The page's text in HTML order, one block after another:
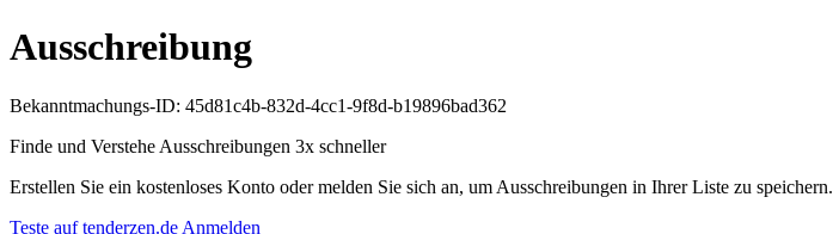
Ausschreibung
Bekanntmachungs-ID: 45d81c4b-832d-4cc1-9f8d-b19896bad362
Finde und Verstehe Ausschreibungen 3x schneller
Erstellen Sie ein kostenloses Konto oder melden Sie sich an, um Ausschreibungen in Ihrer Liste zu speichern.
Teste auf tenderzen.de Anmelden